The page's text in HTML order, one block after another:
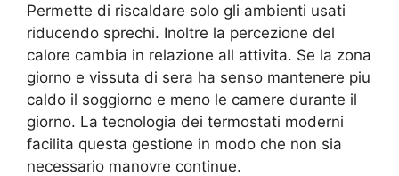
Permette di riscaldare solo gli ambienti usati
riducendo sprechi. Inoltre la percezione del
calore cambia in relazione all attivita. Se la zona
giorno e vissuta di sera ha senso mantenere piu
caldo il soggiorno e meno le camere durante il
giorno. La tecnologia dei termostati moderni
facilita questa gestione in modo che non sia
necessario manovre continue.